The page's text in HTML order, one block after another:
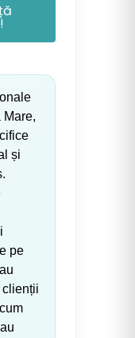
Mare,
și
pe
clienții